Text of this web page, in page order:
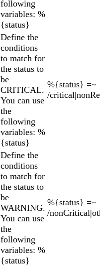
following
variables: %
{status}
Define the
conditions
to match for
the status to
be
CRITICAL.
You can use
the
following
variables: %
{status}
%{status} =~
/
Define the
conditions
to match for
the status to
be
WARNING.
You can use
the
following
variables: %
{status}
%{status} =~
/